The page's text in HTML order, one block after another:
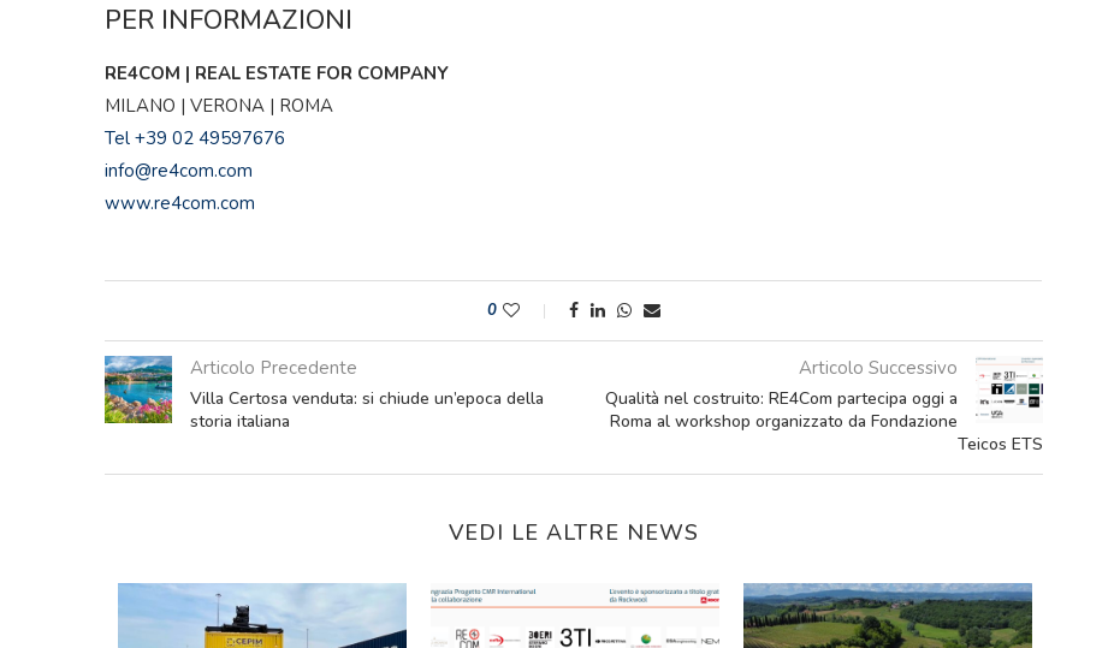
PER INFORMAZIONI
RE4COM | REAL ESTATE FOR COMPANY
MILANO | VERONA | ROMA
Tel +39 02 49597676
info@re4com.com
www.re4com.com
0
Articolo Precedente
Villa Certosa venduta: si chiude un’epoca della
storia italiana
Articolo Successivo
Qualità nel costruito: RE4Com partecipa oggi a
Roma al workshop organizzato da Fondazione
Teicos ETS
VEDI LE ALTRE NEWS